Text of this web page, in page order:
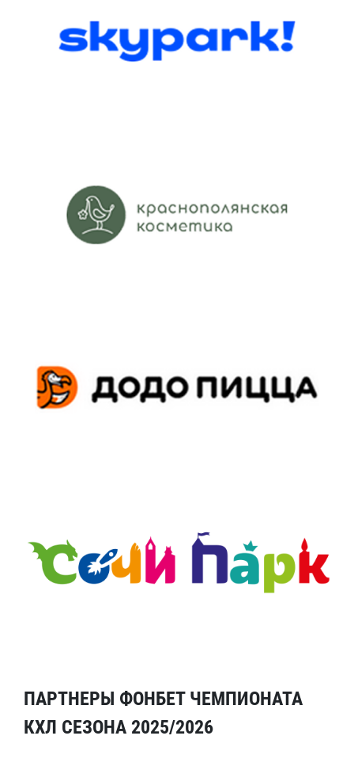
ПАРТНЕРЫ ФОНБЕТ ЧЕМПИОНАТА
КХЛ СЕЗОНА 2025/2026